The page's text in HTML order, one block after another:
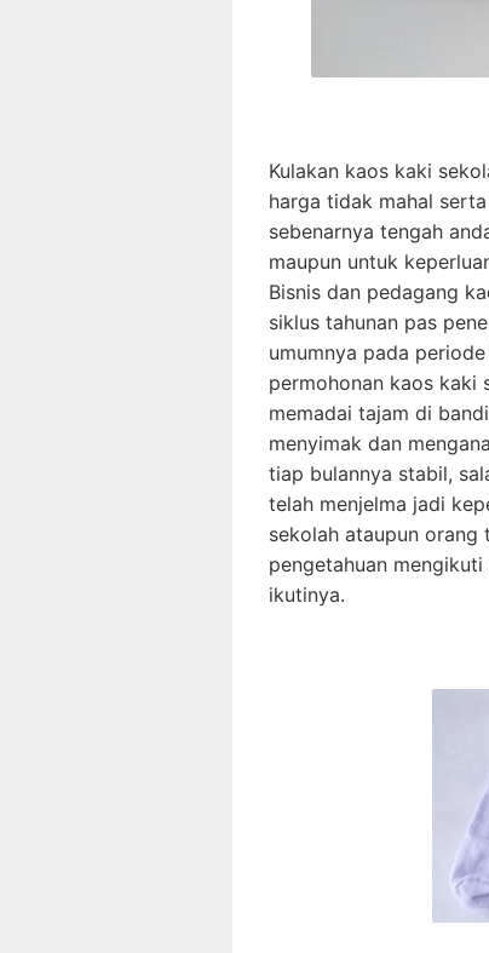
Kulakan kaos kaki
harga tidak mahal
sebenarnya tengah
maupun untuk
Bisnis dan pedagang
siklus tahunan pas
umumnya pada
permohonan kaos kaki
memadai tajam di
menyimak dan
tiap bulannya stabil,
telah menjelma jadi
sekolah ataupun orang
pengetahuan
ikutinya.